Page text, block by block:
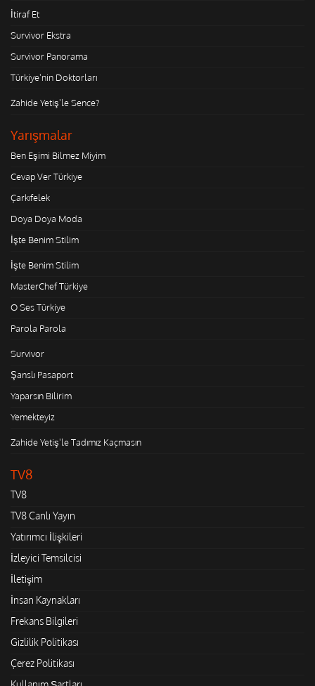
İtiraf Et
Survivor Ekstra
Survivor Panorama
Türkiye'nin Doktorları
Zahide Yetiş'le Sence?
Yarışmalar
Ben Eşimi Bilmez Miyim
Cevap Ver Türkiye
Çarkıfelek
Doya Doya Moda
İşte Benim Stilim
İşte Benim Stilim
MasterChef Türkiye
O Ses Türkiye
Parola Parola
Survivor
Şanslı Pasaport
Yaparsın Bilirim
Yemekteyiz
Zahide Yetiş'le Tadımız Kaçmasın
TV8
TV8
TV8 Canlı Yayın
Yatırımcı İlişkileri
İzleyici Temsilcisi
İletişim
İnsan Kaynakları
Frekans Bilgileri
Gizlilik Politikası
Çerez Politikası